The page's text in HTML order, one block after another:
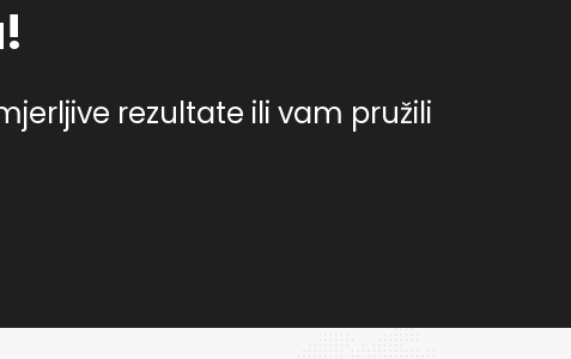
rezultate ili vam pružili